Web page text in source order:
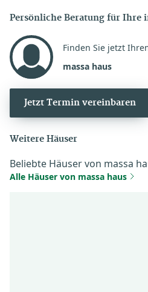
Persönliche Beratung für Ihre
Finden Sie jetzt
massa haus
Jetzt Termin vereinbaren
Weitere Häuser
Beliebte Häuser von massa
Alle Häuser von massa haus